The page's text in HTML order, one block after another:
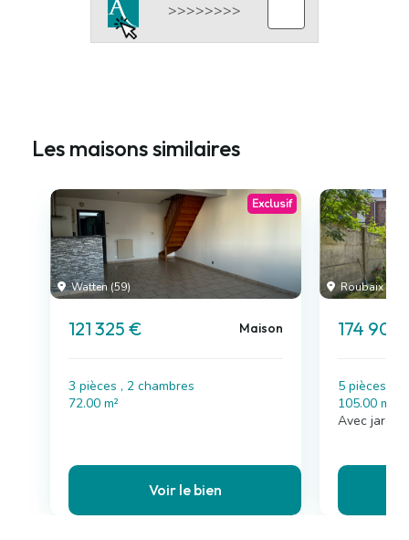
Les maisons similaires
Watten (59)
Exclusif
121 325 € Maison
3 pièces , 2 chambres
72.00 m²
Voir le bien
Roubaix (59)
174 900
5 pièces , 3
105.00 m²
Avec jardin